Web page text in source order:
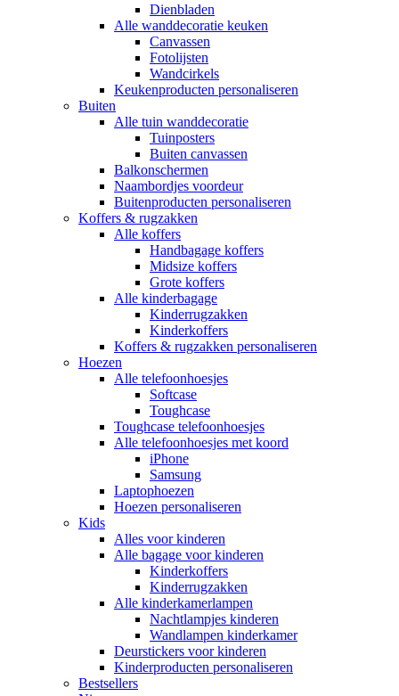
Dienbladen
Alle wanddecoratie keuken
Canvassen
Fotolijsten
Wandcirkels
Keukenproducten personaliseren
Buiten
Alle tuin wanddecoratie
Tuinposters
Buiten canvassen
Balkonschermen
Naambordjes voordeur
Buitenproducten personaliseren
Koffers & rugzakken
Alle koffers
Handbagage koffers
Midsize koffers
Grote koffers
Alle kinderbagage
Kinderrugzakken
Kinderkoffers
Koffers & rugzakken personaliseren
Hoezen
Alle telefoonhoesjes
Softcase
Toughcase
Toughcase telefoonhoesjes
Alle telefoonhoesjes met koord
iPhone
Samsung
Laptophoezen
Hoezen personaliseren
Kids
Alles voor kinderen
Alle bagage voor kinderen
Kinderkoffers
Kinderrugzakken
Alle kinderkamerlampen
Nachtlampjes kinderen
Wandlampen kinderkamer
Deurstickers voor kinderen
Kinderproducten personaliseren
Bestsellers